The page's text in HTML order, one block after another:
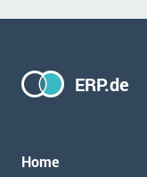
ERP.de
Home